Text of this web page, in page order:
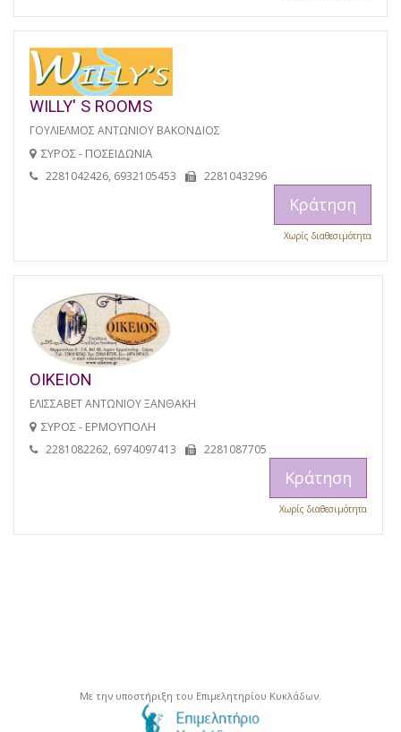
WILLY' S ROOMS
ΓΟΥΛΙΕΛΜΟΣ ΑΝΤΩΝΙΟΥ ΒΑΚΟΝΔΙΟΣ
ΣΥΡΟΣ - ΠΟΣΕΙΔΩΝΙΑ
2281042426, 6932105453 2281043296
Κράτηση
Χωρίς διαθεσιμότητα
ΟΙΚΕΙΟΝ
ΕΛΙΣΣΑΒΕΤ ΑΝΤΩΝΙΟΥ ΞΑΝΘΑΚΗ
ΣΥΡΟΣ - ΕΡΜΟΥΠΟΛΗ
2281082262, 6974097413 2281087705
Κράτηση
Χωρίς διαθεσιμότητα
Με την υποστήριξη του Επιμελητηρίου Κυκλάδων.